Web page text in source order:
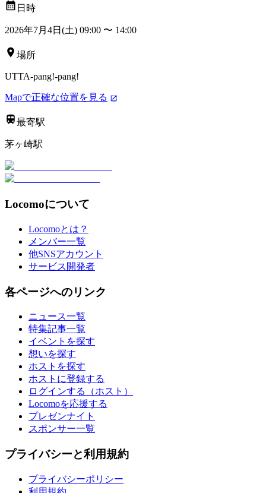
日時
2026年7月4日(土) 09:00 〜 14:00
場所
UTTA-pang!-pang!
Mapで正確な位置を見る
最寄駅
茅ヶ崎駅
Locomoについて
Locomoとは？
メンバー一覧
他SNSアカウント
サービス開発者
各ページへのリンク
ニュース一覧
特集記事一覧
イベントを探す
想いを探す
ホストを探す
ホストに登録する
ログインする（ホスト）
Locomoを応援する
プレゼンナイト
スポンサー一覧
プライバシーと利用規約
プライバシーポリシー